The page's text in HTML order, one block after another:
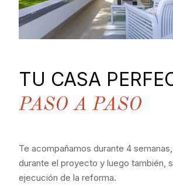
TU CASA
PASO A PASO
Te acompañamos durante 4
durante el proyecto y luego también,
ejecución de la reforma.